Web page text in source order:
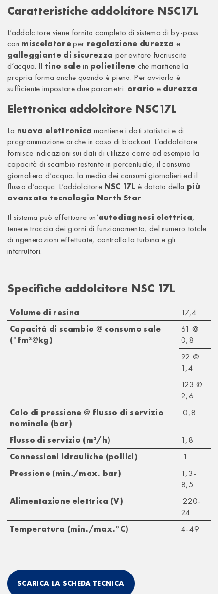
Caratteristiche addolcitore NSC17L
L’addolcitore viene fornito completo di sistema di by-pass
con miscelatoreper regolazione durezza e
galleggiante di sicurezza per evitare fuoriuscite
d’acqua. Il tino salein polietilene che mantiene la
propria forma anche quando è pieno. Per avviarlo è
sufficiente impostare due parametri: orario e durezza.
Elettronica addolcitore NSC17L
La nuova elettronica mantiene i dati statistici e di
programmazione anche in caso di blackout. L’addolcitore
fornisce indicazioni sui dati di utilizzo come ad esempio la
capacità di scambio restante in percentuale, il consumo
giornaliero d’acqua, la media dei consumi giornalieri ed il
flusso d’acqua. L’addolcitore NSC 17L è dotato della più
avanzata tecnologia North Star.
Il sistema può effettuare un’autodiagnosi elettrica,
tenere traccia dei giorni di funzionamento, del numero totale
di rigenerazioni effettuate, controlla la turbina e gli
interruttori.
Specifiche addolcitore NSC 17L
Volume di resina
17,4
Capacità di scambio @ consumo sale
(°fm³@kg)
61 @
0,8
92 @
1,4
123 @
2,6
Calo di pressione @ flusso di servizio
nominale (bar)
0,8
Flusso di servizio (m³/h)
1,8
Connessioni idrauliche (pollici)
1
Pressione (min./max. bar)
1,3-
8,5
Alimentazione elettrica (V)
220-
24
Temperatura (min./max.°C)
4-49
SCARICA LA SCHEDA TECNICA